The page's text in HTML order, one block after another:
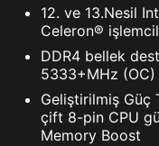
12. ve 13.Nesil
Celeron®
DDR4 bellek
5333+MHz (OC)
Geliştirilmiş Güç
çift 8-pin CPU
Memory Boost